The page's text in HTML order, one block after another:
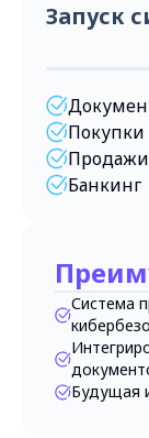
Запуск
Покупки
Продажи
Банкинг
Система
Будущая